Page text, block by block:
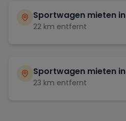
Sportwagen mieten in
22 km entfernt
Sportwagen mieten in
23 km entfernt